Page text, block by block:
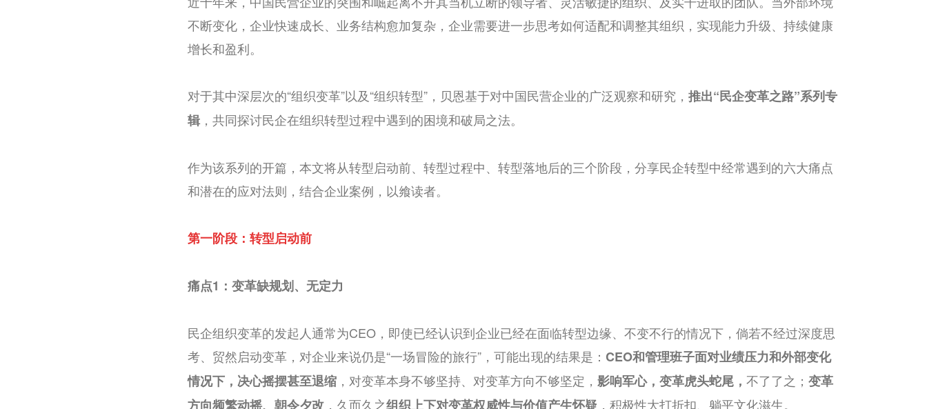
不断变化，企业快速成长、业务结构愈加复杂，企业需要进一步思考如何适配和调整其组织，实现能力升级、持续健康
增长和盈利。
对于其中深层次的“组织变革”以及“组织转型”，贝恩基于对中国民营企业的广泛观察和研究， 推出“民企变革之路”系列专
辑，共同探讨民企在组织转型过程中遇到的困境和破局之法。
作为该系列的开篇，本文将从转型启动前、转型过程中、转型落地后的三个阶段，分享民企转型中经常遇到的六大痛点
和潜在的应对法则，结合企业案例，以飨读者。
第一阶段：转型启动前
痛点1：变革缺规划、无定力
民企组织变革的发起人通常为CEO，即使已经认识到企业已经在面临转型边缘、不变不行的情况下，倘若不经过深度思
考、贸然启动变革，对企业来说仍是“一场冒险的旅行”，可能出现的结果是： CEO和管理班子面对业绩压力和外部变化
情况下，决心摇摆甚至退缩 ，对变革本身不够坚持、对变革方向不够坚定， 影响军心，变革虎头蛇尾 ， 不了了之； 变革
方向频繁动摇、朝令夕改 ，久而久之组织上下对变革权威性与价值产生怀疑 ，积极性大打折扣、躺平文化滋生。